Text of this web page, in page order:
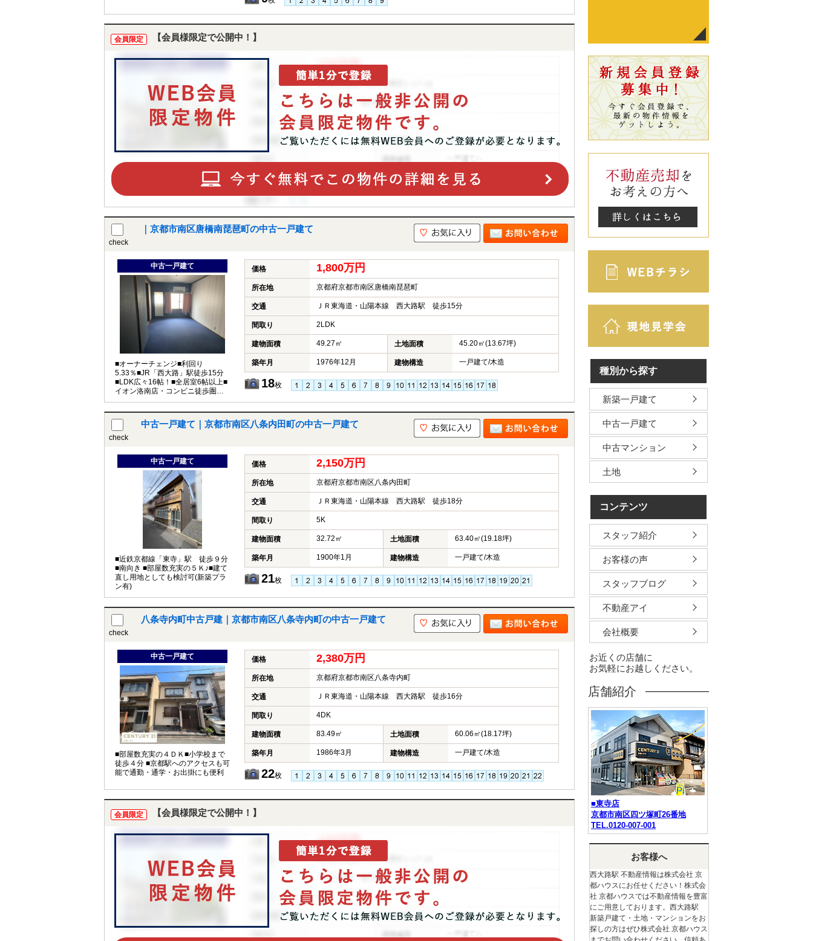
会員限定 【会員様限定で公開中！】
check
｜京都市南区唐橋南琵琶町の中古一戸建て
中古一戸建て
■オーナーチェンジ■利回り
5.33％■JR「西大路」駅徒歩15分
■LDK広々16帖！■全居室6帖以上■
イオン洛南店・コンビニ徒歩圏内
で生活便利♪
価格 1,800万円
所在地 京都府京都市南区唐橋南琵琶町
交通 ＪＲ東海道・山陽本線 西大路駅 徒歩15分
間取り 2LDK
建物面積 49.27㎡ 土地面積 45.20㎡(13.67坪)
築年月 1976年12月 建物構造 一戸建て/木造
18枚
check
中古一戸建て｜京都市南区八条内田町の中古一戸建て
中古一戸建て
■近鉄京都線「東寺」駅 徒歩９分
■南向き ■部屋数充実の５Ｋ♪■建て
直し用地としても検討可(新築プラ
ン有)
価格 2,150万円
所在地 京都府京都市南区八条内田町
交通 ＪＲ東海道・山陽本線 西大路駅 徒歩18分
間取り 5K
建物面積 32.72㎡ 土地面積 63.40㎡(19.18坪)
築年月 1900年1月 建物構造 一戸建て/木造
21枚
check
八条寺内町中古戸建｜京都市南区八条寺内町の中古一戸建て
中古一戸建て
■部屋数充実の４ＤＫ■小学校まで
徒歩４分 ■京都駅へのアクセスも可
能で通勤・通学・お出掛にも便利
価格 2,380万円
所在地 京都府京都市南区八条寺内町
交通 ＪＲ東海道・山陽本線 西大路駅 徒歩16分
間取り 4DK
建物面積 83.49㎡ 土地面積 60.06㎡(18.17坪)
築年月 1986年3月 建物構造 一戸建て/木造
22枚
会員限定 【会員様限定で公開中！】
種別から探す
新築一戸建て
中古一戸建て
中古マンション
土地
コンテンツ
スタッフ紹介
お客様の声
スタッフブログ
不動産アイ
会社概要
お近くの店舗に
お気軽にお越しください。
店舗紹介
■東寺店
京都市南区四ツ塚町26番地
TEL.0120-007-001
お客様へ
西大路駅 不動産情報は株式会社 京
都ハウスにお任せください！株式会
社 京都ハウスでは不動産情報を豊富
にご用意しております。西大路駅
新築戸建て・土地・マンションをお
探しの方はぜひ株式会社 京都ハウス